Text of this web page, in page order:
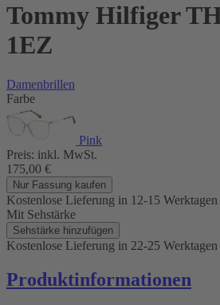
Tommy Hilfiger
1EZ
Damenbrillen
Farbe
Pink
Preis: inkl. MwSt.
175,00 €
Nur Fassung kaufen
Kostenlose Lieferung in 12-15 Werktagen
Mit Sehstärke
Sehstärke hinzufügen
Kostenlose Lieferung in 22-25 Werktagen
Produktinformationen